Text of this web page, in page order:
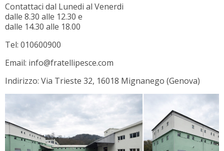
Contattaci dal Lunedi al Venerdi
dalle 8.30 alle 12.30 e
dalle 14.30 alle 18.00
Tel: 010600900
Email: info@fratellipesce.com
Indirizzo: Via Trieste 32, 16018 Mignanego (Genova)